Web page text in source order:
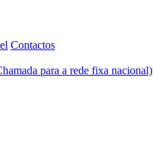
Contactos
para a rede fixa nacional)